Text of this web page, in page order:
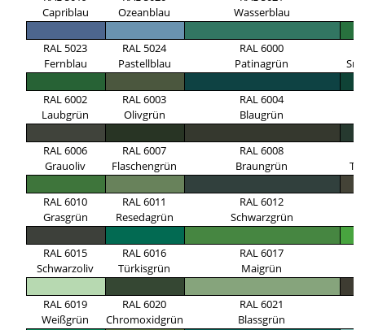
Capriblau
Ozeanblau
Wasserblau
RAL 5023
Fernblau
RAL 5024
Pastellblau
RAL 6000
Patinagrün
RAL 6002
Laubgrün
RAL 6003
Olivgrün
RAL 6004
Blaugrün
RAL 6006
Grauoliv
RAL 6007
Flaschengrün
RAL 6008
Braungrün
RAL 6010
Grasgrün
RAL 6011
Resedagrün
RAL 6012
Schwarzgrün
RAL 6015
Schwarzoliv
RAL 6016
Türkisgrün
RAL 6017
Maigrün
RAL 6019
Weißgrün
RAL 6020
Chromoxidgrün
RAL 6021
Blassgrün